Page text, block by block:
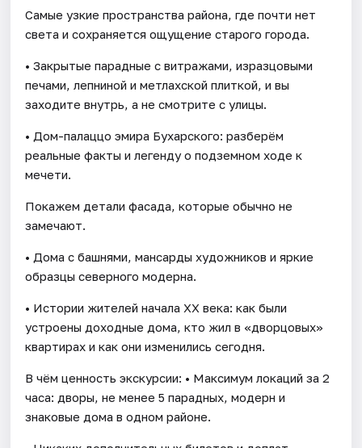
Самые узкие пространства района, где почти нет
света и сохраняется ощущение старого города.
• Закрытые парадные с витражами, изразцовыми
печами, лепниной и метлахской плиткой, и вы
заходите внутрь, а не смотрите с улицы.
• Дом-палаццо эмира Бухарского: разберём
реальные факты и легенду о подземном ходе к
мечети.
Покажем детали фасада, которые обычно не
замечают.
• Дома с башнями, мансарды художников и яркие
образцы северного модерна.
• Истории жителей начала XX века: как были
устроены доходные дома, кто жил в «дворцовых»
квартирах и как они изменились сегодня.
В чём ценность экскурсии: • Максимум локаций за 2
часа: дворы, не менее 5 парадных, модерн и
знаковые дома в одном районе.